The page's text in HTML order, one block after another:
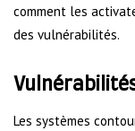
comment les
des vulnérabilités.
Les systèmes